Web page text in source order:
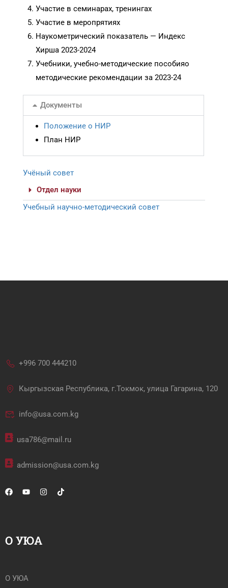
Участие в семинарах, тренингах
Участие в меропрятиях
Наукометрический показатель — Индекс
Хирша 2023-2024
Учебники, учебно-методические пособияо
методические рекомендации за 2023-24
Документы
Положение о НИР
План НИР
Учёный совет
Отдел науки
Учебный научно-методический совет
+996 700 444210
Кыргызская Республика, г.Токмок, улица Гагарина, 120
info@usa.com.kg
usa786@mail.ru
admission@usa.com.kg
О УЮА
О УЮА